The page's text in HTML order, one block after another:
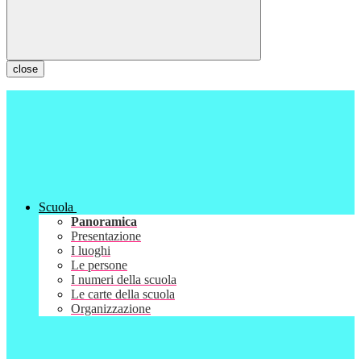
close
Scuola
Panoramica
Presentazione
I luoghi
Le persone
I numeri della scuola
Le carte della scuola
Organizzazione